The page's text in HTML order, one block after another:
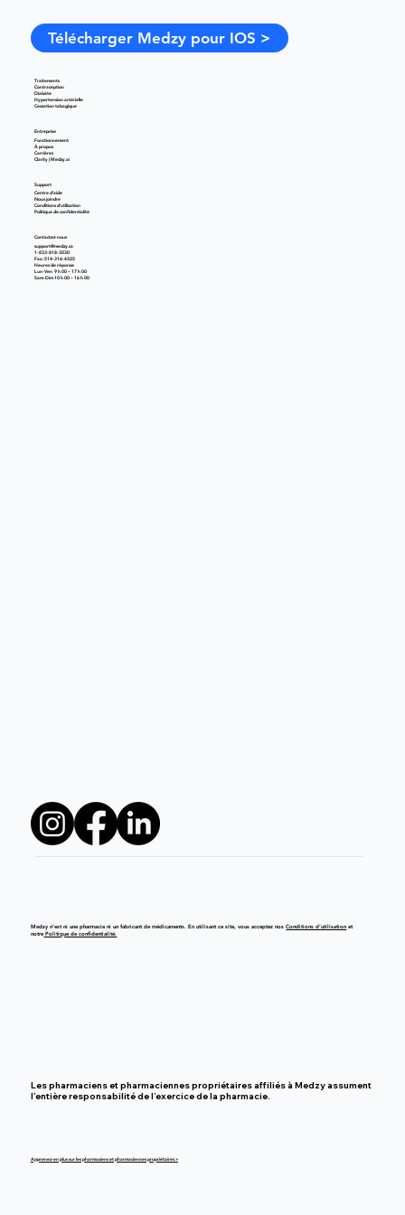
Apprenez-en plus sur les pharmaciens et pharmaciennes propriétaires >
Télécharger Medzy pour IOS >
Traitements
Contraception
Diabète
Hypertension artérielle
Cessation tabagique
Entreprise
Fonctionnement
À propos
Carrières
Clarity | Medzy.ai
Support
Centre d'aide
Nous joindre
Conditions d'utilisation
Politique de confidentialité
Contactez-nous
support@medzy.ca
1-833-818-3030
Fax: 514-316-4325
Heures de réponse
Lun-Ven 9 h 00 – 17 h 00
Sam-Dim 10 h 00 – 16 h 00
Les pharmaciens et pharmaciennes propriétaires affiliés à Medzy assument
l’entière responsabilité de l’exercice de la pharmacie.
Medzy n’est ni une pharmacie ni un fabricant de médicaments. En utilisant ce site, vous acceptez nosConditions d’utilisation et
notrePolitique de confidentialité.